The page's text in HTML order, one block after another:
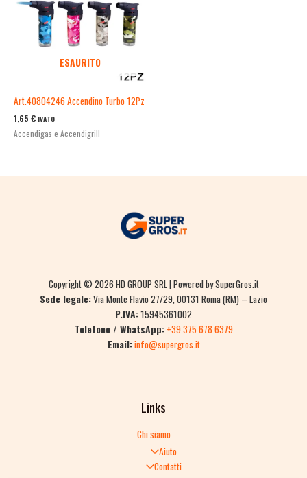
ESAURITO
Art.40804246 Accendino Turbo 12Pz
1,65 € IVATO
Accendigas e Accendigrill
Copyright © 2026 HD GROUP SRL | Powered by SuperGros.it
Sede legale:Via Monte Flavio 27/29, 00131 Roma (RM) – Lazio
P.IVA:15945361002
Telefono / WhatsApp: +39 375 678 6379
Email:info@supergros.it
Links
Chi siamo
Aiuto
Contatti